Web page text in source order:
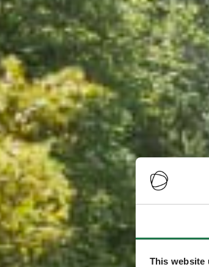
This website